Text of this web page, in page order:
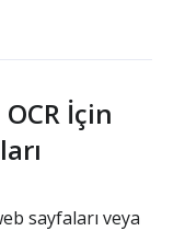
İçin
sayfaları veya